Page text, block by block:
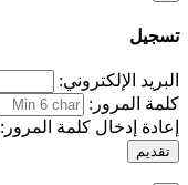
تسجيل
البريد الإلكتروني:
كلمة المرور:
إعادة إدخال كلمة المرور:
تقديم